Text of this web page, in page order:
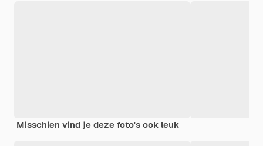
Misschien vind je deze foto's ook leuk